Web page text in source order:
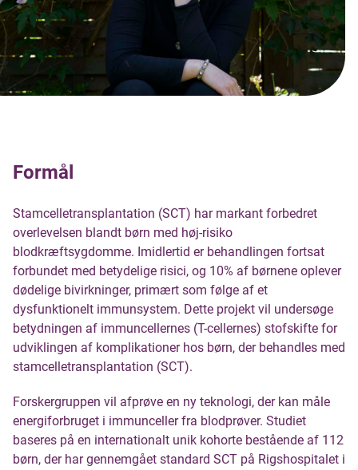
Formål
Stamcelletransplantation (SCT) har markant forbedret
overlevelsen blandt børn med høj-risiko
blodkræftsygdomme. Imidlertid er behandlingen fortsat
forbundet med betydelige risici, og 10% af børnene oplever
dødelige bivirkninger, primært som følge af et
dysfunktionelt immunsystem. Dette projekt vil undersøge
betydningen af immuncellernes (T-cellernes) stofskifte for
udviklingen af komplikationer hos børn, der behandles med
stamcelletransplantation (SCT).
Forskergruppen vil afprøve en ny teknologi, der kan måle
energiforbruget i immunceller fra blodprøver. Studiet
baseres på en internationalt unik kohorte bestående af 112
børn, der har gennemgået standard SCT på Rigshospitalet i